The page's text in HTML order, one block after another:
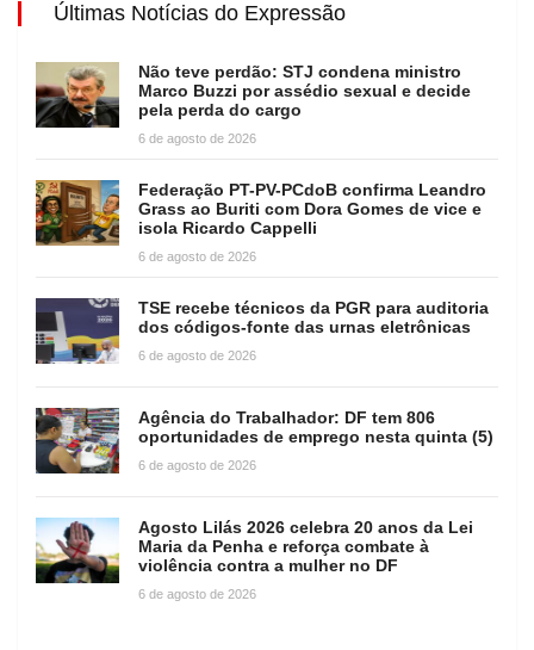
Últimas Notícias do Expressão
Não teve perdão: STJ condena ministro
Marco Buzzi por assédio sexual e decide
pela perda do cargo
6 de agosto de 2026
Federação PT-PV-PCdoB confirma Leandro
Grass ao Buriti com Dora Gomes de vice e
isola Ricardo Cappelli
6 de agosto de 2026
TSE recebe técnicos da PGR para auditoria
dos códigos-fonte das urnas eletrônicas
6 de agosto de 2026
Agência do Trabalhador: DF tem 806
oportunidades de emprego nesta quinta (5)
6 de agosto de 2026
Agosto Lilás 2026 celebra 20 anos da Lei
Maria da Penha e reforça combate à
violência contra a mulher no DF
6 de agosto de 2026